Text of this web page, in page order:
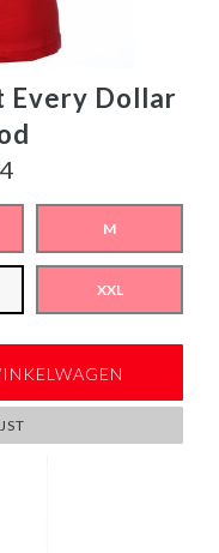
Every Dollar
M
XXL